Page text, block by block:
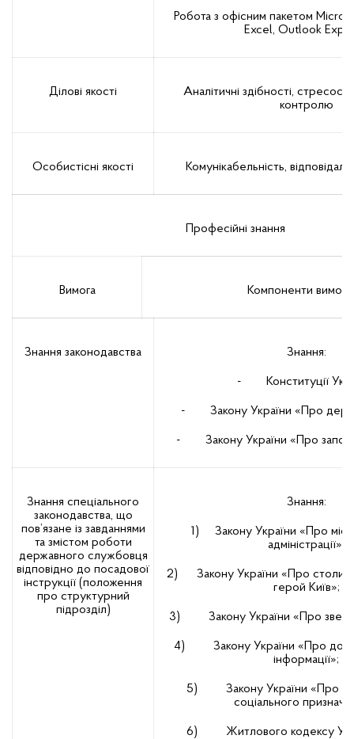
Робота з офісним пакетом
Excel, Outlook
Ділові якості
Аналітичні здібності,
контролю
Особистісні якості Комунікабельність,
Професійні знання
Вимога Компоненти вимоги
Знання законодавства Знання:
- Конституції
- Закону України «Про
- Закону України «Про
Знання спеціального
законодавства, що
пов’язане із завданнями
та змістом роботи
державного службовця
відповідно до посадової
інструкції (положення
про структурний
підрозділ)
Знання:
1) Закону України «Про
адміністрації»;
2) Закону України «Про столицю
герой Київ»;
3) Закону України «Про
4) Закону України «Про
інформації»;
5) Закону України «Про
соціального
6) Житлового кодексу